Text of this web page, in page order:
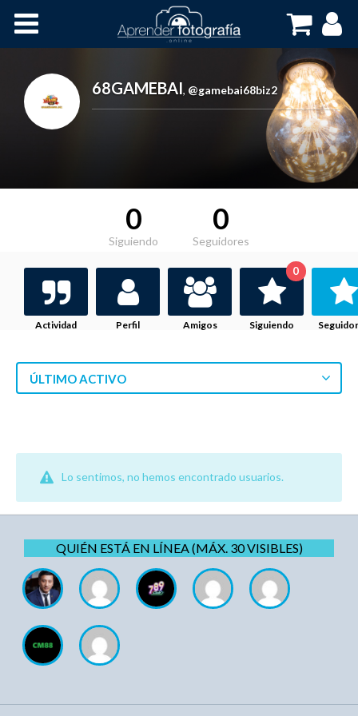
Cursos OnLine
68GAMEBAI, @gamebai68biz2
0
Siguiendo
0
Seguidores
Actividad Perfil Amigos Siguiendo
0
ÚLTIMO ACTIVO
Lo sentimos, no hemos encontrado usuarios.
QUIÉN ESTÁ EN LÍNEA (MÁX. 30 VISIBLES)